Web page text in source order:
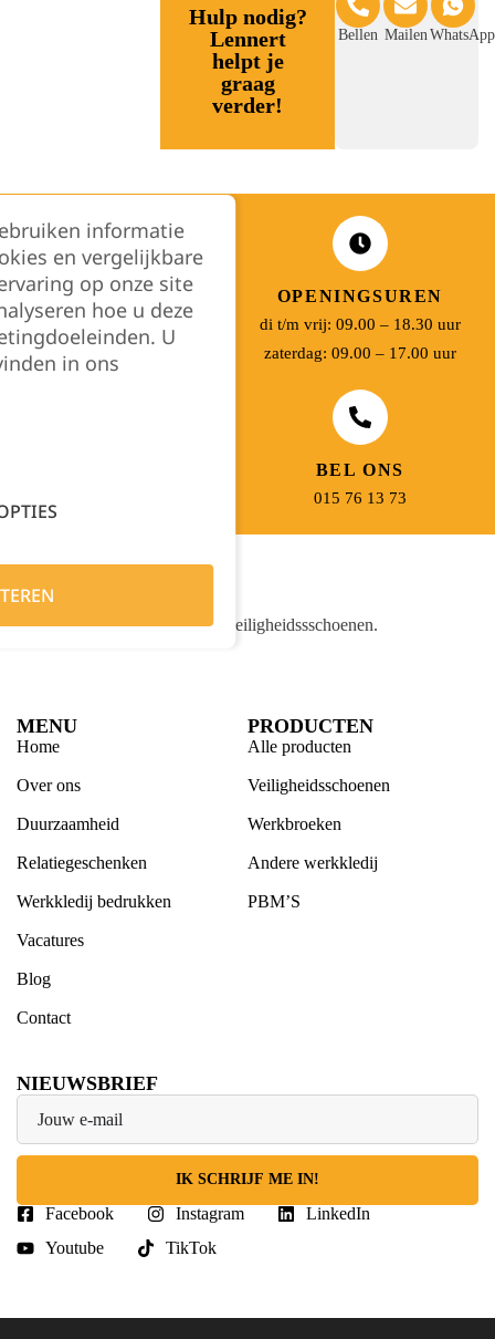
Hulp nodig?
Lennert
helpt je
graag
verder!
Bellen Mailen WhatsApp
ADRES
Koningsbaan 74
OPENINGSUREN
di t/m vrij: 09.00 – 18.30 uur
zaterdag: 09.00 – 17.00 uur
BEL ONS
015 76 13 73
Dé specialist in werkkledij en veiligheidssschoenen.
MENU
Home
Over ons
Duurzaamheid
Relatiegeschenken
Werkkledij bedrukken
Vacatures
Blog
Contact
PRODUCTEN
Alle producten
Veiligheidsschoenen
Werkbroeken
Andere werkkledij
PBM’S
NIEUWSBRIEF
IK SCHRIJF ME IN!
Facebook Instagram
LinkedIn
Youtube
TikTok
informatie
en vergelijkbare
op onze site
hoe u deze
U
in ons